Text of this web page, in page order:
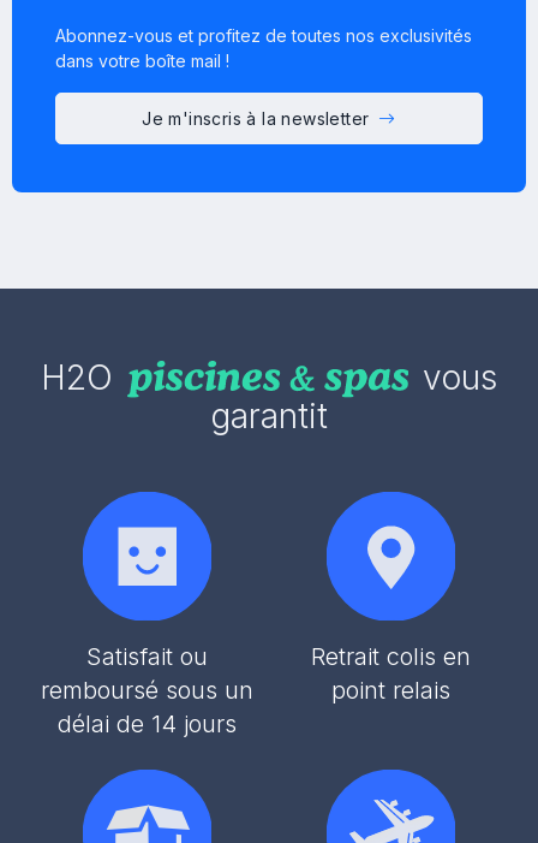
Abonnez-vous et profitez de toutes nos exclusivités
dans votre boîte mail !
Je m'inscris à la newsletter
H2O
vous
garantit
Satisfait ou
remboursé sous un
délai de 14 jours
Retrait colis en
point relais